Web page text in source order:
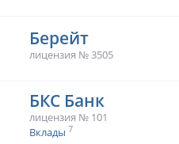
Берейт
лицензия № 3505
БКС Банк
лицензия № 101
Вклады 7